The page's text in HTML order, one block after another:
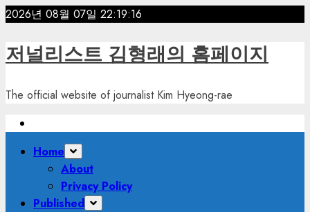
Skip
content
2026년 08월 07일 22:19:18
저널리스트 김형래의 홈페이지
The official website of journalist Kim Hyeong-rae
PrimaryHome
About
Privacy Policy
Published